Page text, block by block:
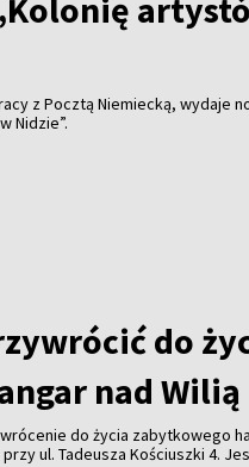
z Pocztą Niemiecką, wydaje
Nidzie”.
do
nad Wilią
do życia zabytkowego
ul. Tadeusza Kościuszki 4.